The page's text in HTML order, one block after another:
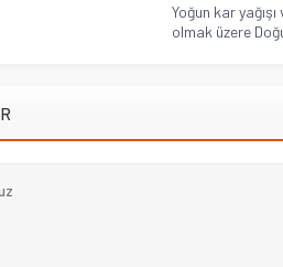
Yoğun kar
olmak üzere